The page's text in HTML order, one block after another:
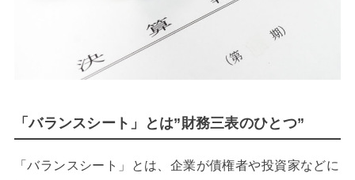
「バランスシート」とは”財務三表のひとつ”
「バランスシート」とは、企業が債権者や投資家などに